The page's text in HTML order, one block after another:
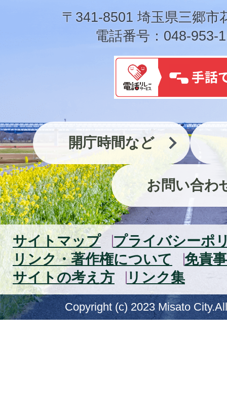
市
〒341-8501 埼玉県三郷市
電話番号：048-953-
開庁時間など
お問い合わ
サイトマップ
プライバシーポ
リンク・著作権について
免責
サイトの考え方
リンク集
Copyright (c) 2023 Misato